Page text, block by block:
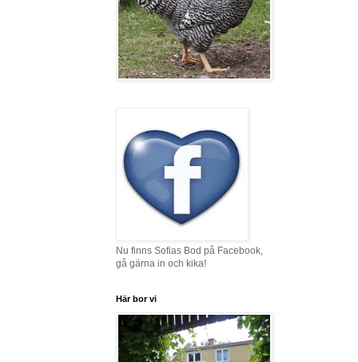
Nu finns Sofias Bod på Facebook,
gå gärna in och kika!
Här bor vi